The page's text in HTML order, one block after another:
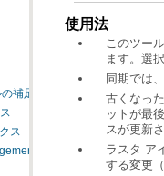
補足トピック
ス
ツールボックス
使用法
ます。選
同期では
スが更新
する変更